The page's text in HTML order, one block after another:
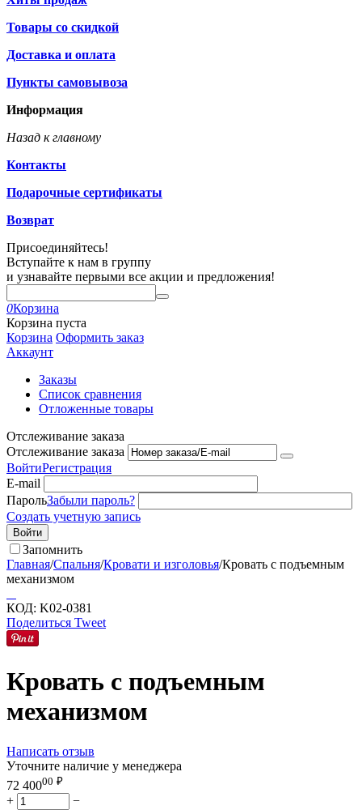
Товары со скидкой
Доставка и оплата
Пункты самовывоза
Информация
Назад к главному
Контакты
Подарочные сертификаты
Возврат
Присоединяйтесь!
Вступайте к нам в группу
и узнавайте первыми все акции и предложения!
0Корзина
Корзина пуста
Корзина Оформить заказ
Аккаунт
Заказы
Список сравнения
Отложенные товары
Отслеживание заказа
Отслеживание заказа
ВойтиРегистрация
E-mail
ПарольЗабыли пароль?
Создать учетную запись
Войти
Запомнить
Главная/Спальня/Кровати и изголовья/Кровать с подъемным
механизмом
КОД: K02-0381
Поделиться Tweet
Кровать с подъемным
механизмом
Написать отзыв
Уточните наличие у менеджера
72 40000 ₽
+ −